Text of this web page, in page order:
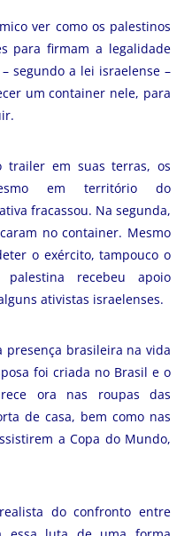
ver como os palestinos
para firmam a legalidade
segundo a lei israelense –
um container nele, para
trailer em suas terras, os
em território do
fracassou. Na segunda,
no container. Mesmo
o exército, tampouco o
recebeu apoio
ativistas israelenses.
presença brasileira na vida
foi criada no Brasil e o
ora nas roupas das
de casa, bem como nas
a Copa do Mundo,
do confronto entre